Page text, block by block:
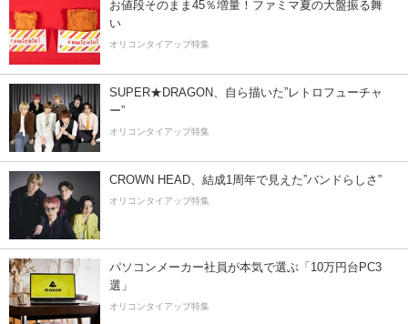
お値段そのまま45％増量！ファミマ夏の大盤振る舞
い
オリコンタイアップ特集
SUPER★DRAGON、自ら描いた”レトロフューチャ
ー”
オリコンタイアップ特集
CROWN HEAD、結成1周年で見えた”バンドらしさ”
オリコンタイアップ特集
パソコンメーカー社員が本気で選ぶ「10万円台PC3
選」
オリコンタイアップ特集